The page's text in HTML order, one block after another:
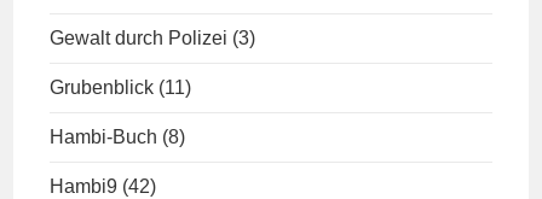
Gewalt durch Polizei (3)
Grubenblick (11)
Hambi-Buch (8)
Hambi9 (42)